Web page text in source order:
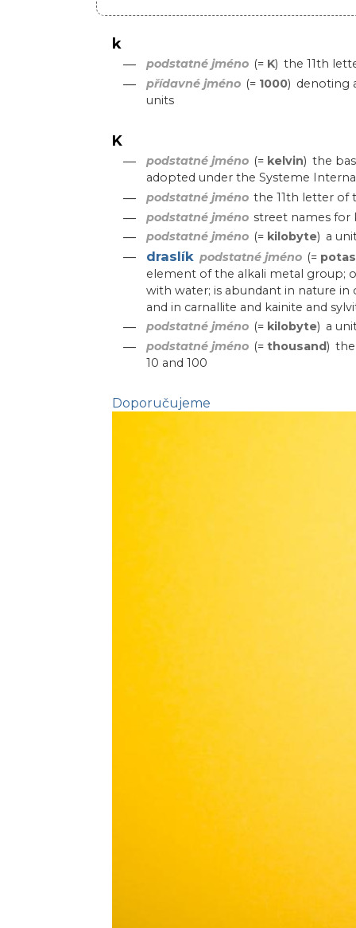
k
— podstatné jméno (= K) the 11th
— přídavné jméno (= 1000) denoting
units
K
— podstatné jméno (= kelvin) the
adopted under the Systeme
— podstatné jméno the 11th letter of
— podstatné jméno street names for
— podstatné jméno (= kilobyte) a
— draslík podstatné jméno (=
element of the alkali metal group;
with water; is abundant in nature
and in carnallite and kainite and
— podstatné jméno (= kilobyte) a
— podstatné jméno (=thousand)
10 and 100
Doporučujeme